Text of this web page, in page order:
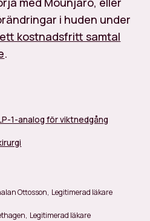
i huden under
kostnadsfritt samtal
.
1-analog för viktnedgång
Ottosson, Legitimerad läkare
, Legitimerad läkare